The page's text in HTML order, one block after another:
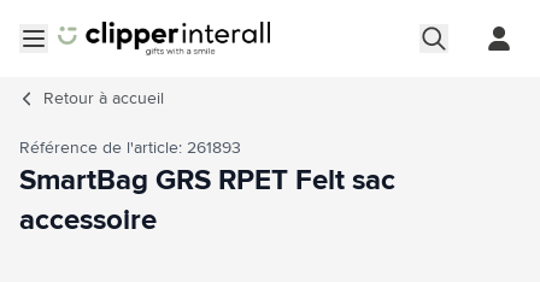
Retour à accueil
Référence de l'article: 261893
SmartBag GRS RPET Felt sac
accessoire